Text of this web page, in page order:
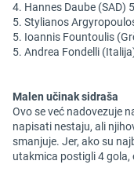
4. Hannes Daube (SAD)
5. Stylianos
5. Ioannis Fountoulis
5. Andrea Fondelli
Malen učinak sidraša
Ovo se već nadovezuje
napisati nestaju, ali
smanjuje. Jer, ako su
utakmica postigli 4 gola,